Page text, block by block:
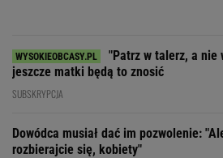
"Patrz w talerz, a nie
jeszcze matki będą to znosić
SUBSKRYPCJA
Dowódca musiał dać im pozwolenie:
rozbierajcie się, kobiety"